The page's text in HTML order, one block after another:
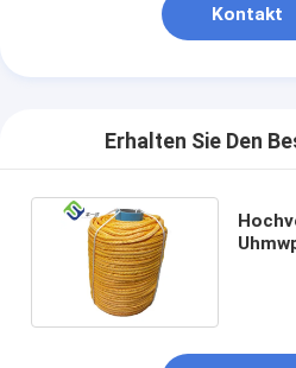
Kontakt
Erhalten Sie Den